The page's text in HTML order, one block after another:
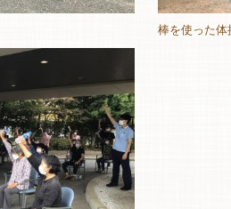
棒を使った体